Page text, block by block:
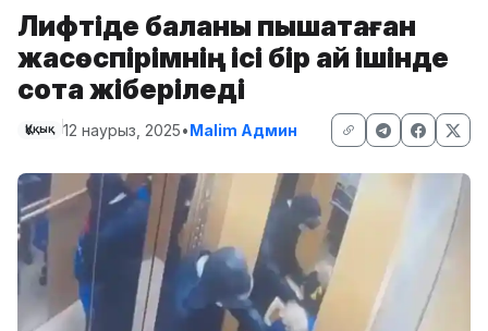
Лифтіде баланы пышақтаған
жасөспірімнің ісі бір ай ішінде
сотқа жіберіледі
Құқық 12 наурыз, 2025•Malim Админ